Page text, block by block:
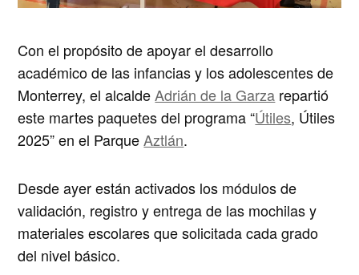
Con el propósito de apoyar el desarrollo
académico de las infancias y los adolescentes de
Monterrey, el alcaldeAdrián de la Garza repartió
este martes paquetes del programa “Útiles, Útiles
2025” en el ParqueAztlán.
Desde ayer están activados los módulos de
validación, registro y entrega de las mochilas y
materiales escolares que solicitada cada grado
del nivel básico.